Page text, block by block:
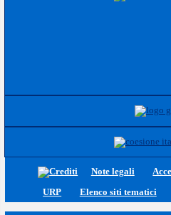
Note legali
URP Elenco siti tematici